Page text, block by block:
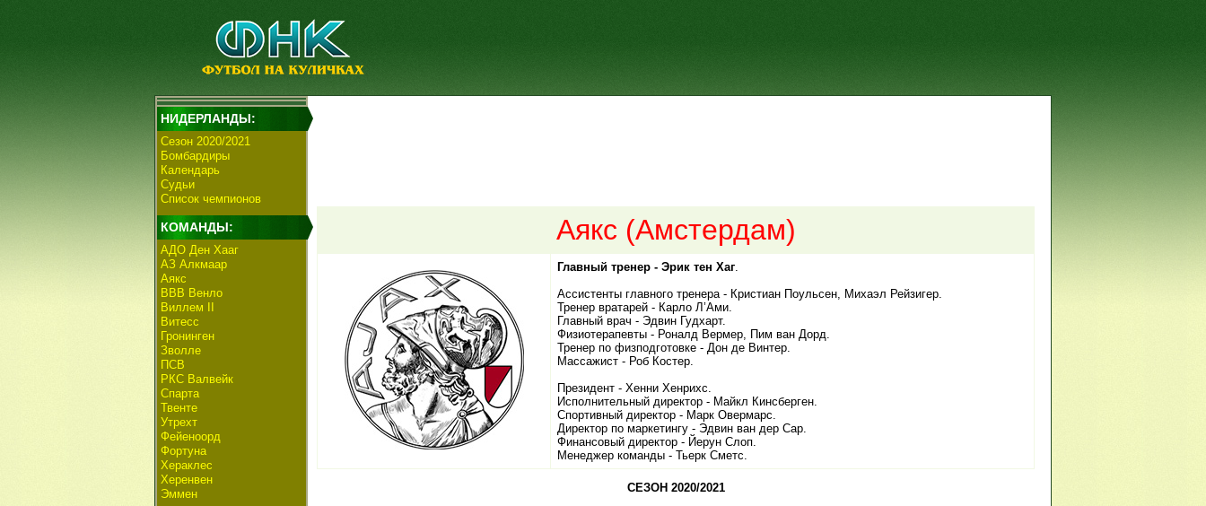
НИДЕРЛАНДЫ:
Сезон 2020/2021
Бомбардиры
Календарь
Судьи
Список чемпионов
КОМАНДЫ:
АДО Ден Хааг
АЗ Алкмаар
Аякс
ВВВ Венло
Виллем II
Витесс
Гронинген
Зволле
ПСВ
РКС Валвейк
Спарта
Твенте
Утрехт
Фейеноорд
Фортуна
Хераклес
Херенвен
Эммен
Аякс (Амстердам)
Главный тренер - Эрик тен Хаг.
Ассистенты главного тренера - Кристиан Поульсен, Михаэл Рейзигер.
Тренер вратарей - Карло Л’Ами.
Главный врач - Эдвин Гудхарт.
Физиотерапевты - Роналд Вермер, Пим ван Дорд.
Тренер по физподготовке - Дон де Винтер.
Массажист - Роб Костер.
Президент - Хенни Хенрихс.
Исполнительный директор - Майкл Кинсберген.
Спортивный директор - Марк Овермарс.
Директор по маркетингу - Эдвин ван дер Сар.
Финансовый директор - Йерун Слоп.
Менеджер команды - Тьерк Сметс.
СЕЗОН 2020/2021